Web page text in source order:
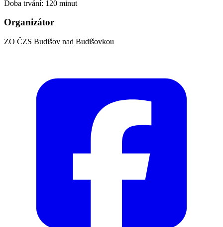
Doba trvání: 120 minut
Organizátor
ZO ČZS Budišov nad Budišovkou